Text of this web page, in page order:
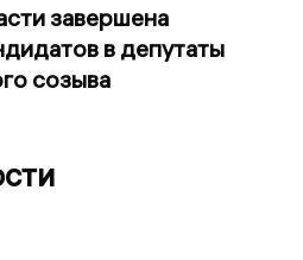
завершена
в депутаты
созыва